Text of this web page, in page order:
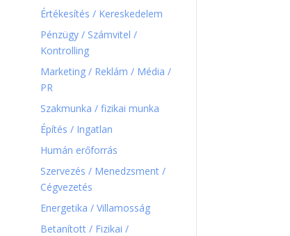
Értékesítés / Kereskedelem
Pénzügy / Számvitel /
Kontrolling
Marketing / Reklám / Média /
PR
Szakmunka / fizikai munka
Építés / Ingatlan
Humán erőforrás
Szervezés / Menedzsment /
Cégvezetés
Energetika / Villamosság
Betanított / Fizikai /